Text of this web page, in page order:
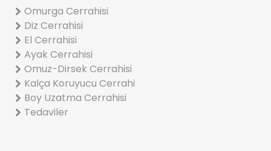
Omurga Cerrahisi
Diz Cerrahisi
El Cerrahisi
Ayak Cerrahisi
Omuz-Dirsek Cerrahisi
Kalça Koruyucu Cerrahi
Boy Uzatma Cerrahisi
Tedaviler